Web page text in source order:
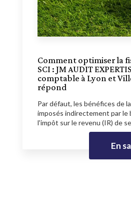
Comment optimiser la
SCI : JM AUDIT
comptable à Lyon et
répond
Par défaut, les bénéfices de
imposés indirectement par le
l'impôt sur le revenu (IR) de
En